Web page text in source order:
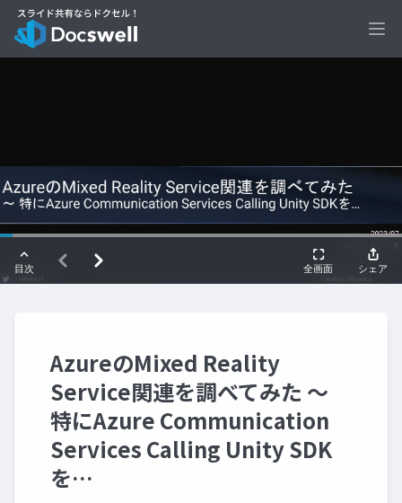
AzureのMixed Reality
Service関連を調べてみた ～
特にAzure Communication
Services Calling Unity SDK
を…